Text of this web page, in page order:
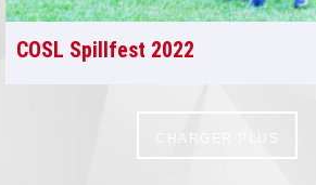
COSL Spillfest 2022
CHARGER PLUS